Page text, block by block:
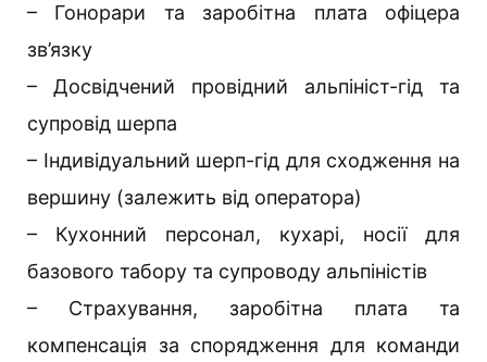
– Гонорари та заробітна плата офіцера
зв’язку
– Досвідчений провідний альпініст-гід та
супровід шерпа
– Індивідуальний шерп-гід для сходження на
вершину (залежить від оператора)
– Кухонний персонал, кухарі, носії для
базового табору та супроводу альпіністів
– Страхування, заробітна плата та
компенсація за спорядження для команди